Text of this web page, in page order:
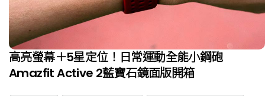
高亮螢幕＋5星定位！日常運動全能小鋼砲
Amazfit Active 2藍寶石鏡面版開箱